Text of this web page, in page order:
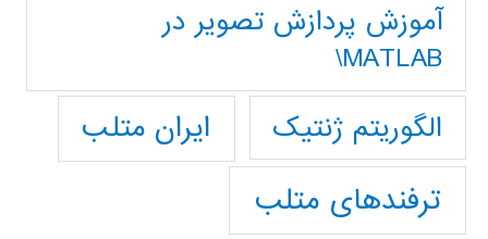
آموزش پردازش تصوير در
MATLAB\
الگوریتم ژنتیک
ایران متلب
ترفندهای متلب